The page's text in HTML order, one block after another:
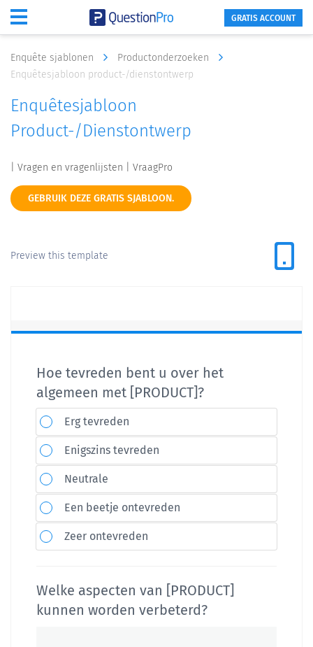
GRATIS ACCOUNT
Enquête sjablonen
Productonderzoeken
Enquêtesjabloon product-/dienstontwerp
Enquêtesjabloon
Product-/dienstontwerp
| Vragen en vragenlijsten | VraagPro
GEBRUIK DEZE GRATIS SJABLOON.
Preview this template